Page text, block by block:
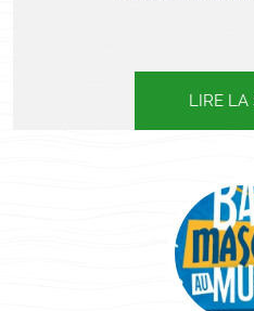
LIRE LA